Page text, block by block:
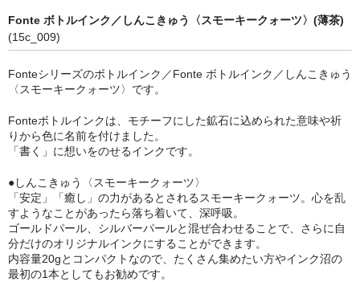
Fonte ボトルインク／しんこきゅう〈スモーキークォーツ〉(薄茶)
(15c_009)
Fonteシリーズのボトルインク／Fonte ボトルインク／しんこきゅう
〈スモーキークォーツ〉です。
Fonteボトルインクは、モチーフにした鉱石に込められた意味や祈
りから色に名前を付けました。
「書く」に想いをのせるインクです。
●しんこきゅう〈スモーキークォーツ〉
「安定」「癒し」の力があるとされるスモーキークォーツ。心を乱
すようなことがあったら落ち着いて、深呼吸。
ゴールドパール、シルバーパールと混ぜ合わせることで、さらに自
分だけのオリジナルインクにすることができます。
内容量20gとコンパクトなので、たくさん集めたい方やインク沼の
最初の1本としてもお勧めです。